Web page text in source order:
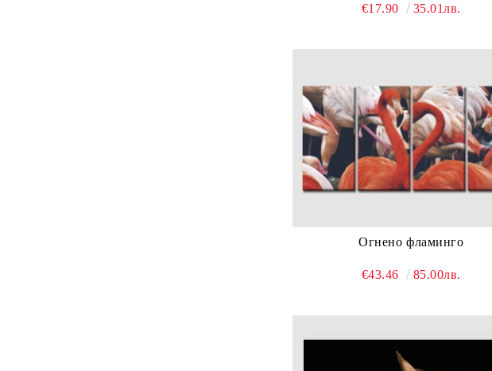
€17.90 35.01лв.
Огнено фламинго
€43.46 85.00лв.